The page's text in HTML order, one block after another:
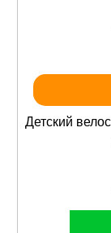
Детский